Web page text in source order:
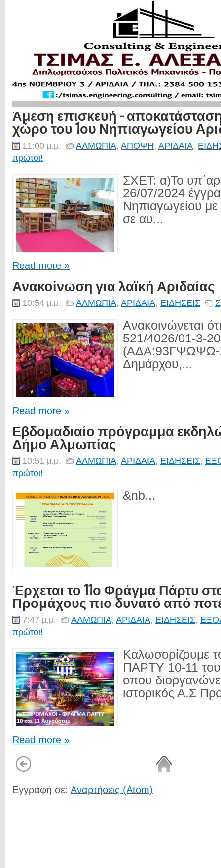
Άμεση επισκευή -
χώρο του 1ου Νηπιαγωγείου
11:00 μ.μ. ΑΛΜΩΠΙΑ, ΑΠΟΨΗ, ΑΡΙΔΑΙΑ,
πρώτοι!
ΣΧΕΤ: α)Το
26/07/2024
Νηπιαγωγείου
σε αυ...
Read more »
Ανακοίνωση για λαϊκή Αριδαίας
10:54 μ.μ. ΑΛΜΩΠΙΑ, ΑΡΙΔΑΙΑ, ΕΙΔΗΣΕΙΣ
Ανακοινώνεται
521/4026/01-3-
Δημάρχου,...
Read more »
Εβδομαδιαίο πρόγραμμα
Δήμο Αλμωπίας
10:51 μ.μ. ΑΛΜΩΠΙΑ, ΑΡΙΔΑΙΑ, ΕΙΔΗΣΕΙΣ,
πρώτοι!
&nb...
Έρχεται το 11ο Φράγμα Πάρτυ
Προμάχους πιο δυνατό από
7:47 μ.μ. ΑΛΜΩΠΙΑ, ΑΡΙΔΑΙΑ, ΕΙΔΗΣΕΙΣ,
πρώτοι!
Καλωσορίζουμε
ΠΑΡΤΥ 10-11
οπου
ιστορικός Α.Σ
Read more »
Εγγραφή σε: Αναρτήσεις (Atom)